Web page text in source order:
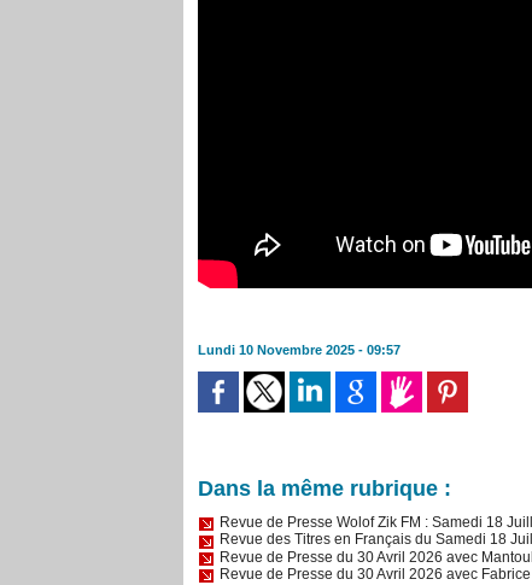
Lundi 10 Novembre 2025 - 09:57
Dans la même rubrique :
Revue de Presse Wolof Zik FM : Samedi 18
Revue des Titres en Français du Samedi 18
Revue de Presse du 30 Avril 2026 avec
Revue de Presse du 30 Avril 2026 avec